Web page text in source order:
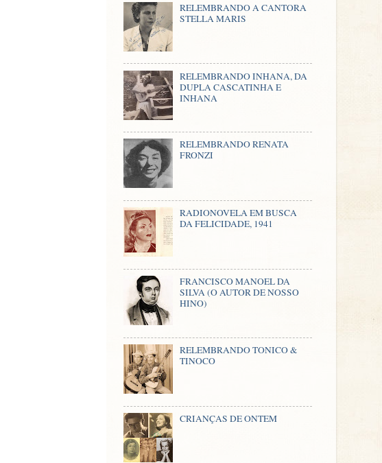
RELEMBRANDO A CANTORA
STELLA MARIS
RELEMBRANDO INHANA, DA
DUPLA CASCATINHA E
INHANA
RELEMBRANDO RENATA
FRONZI
RADIONOVELA EM BUSCA
DA FELICIDADE, 1941
FRANCISCO MANOEL DA
SILVA (O AUTOR DE NOSSO
HINO)
RELEMBRANDO TONICO &
TINOCO
CRIANÇAS DE ONTEM